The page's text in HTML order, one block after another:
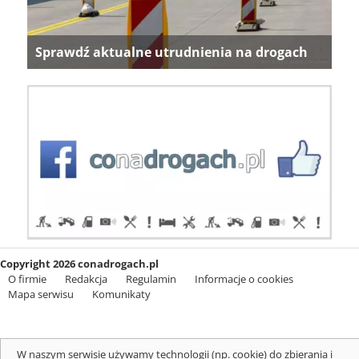
Sprawdź aktualne utrudnienia na drogach
Copyright 2026 conadrogach.pl
O firmie
Redakcja Regulamin
Informacje o cookies
Mapa serwisu
Komunikaty
W naszym serwisie używamy technologii (np. cookie) do zbierania i